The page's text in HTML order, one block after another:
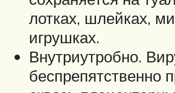
лотках, шлейках,
игрушках.
Внутриутробно.
беспрепятственно